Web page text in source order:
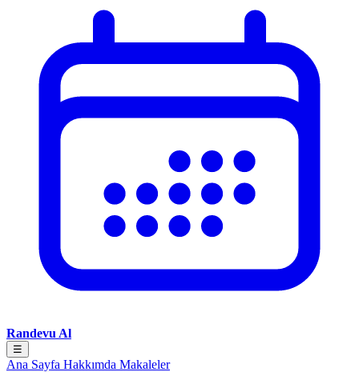
Randevu Al
☰
Ana Sayfa Hakkımda Makaleler